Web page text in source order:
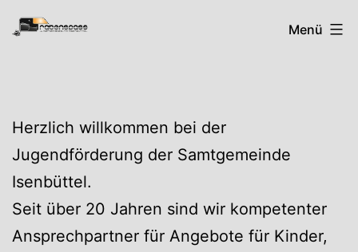
Zum
Inhalt
RabenspassMenü
Herzlich willkommen bei der
Jugendförderung der Samtgemeinde
Isenbüttel.
Seit über 20 Jahren sind wir kompetenter
Ansprechpartner für Angebote für Kinder,